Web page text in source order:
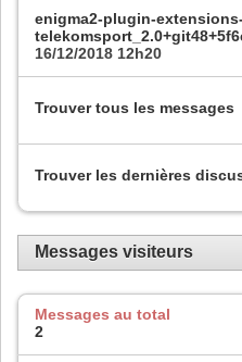
enigma2-plugin-extensions-
16/12/2018 12h20
Trouver tous les messages
Trouver les dernières
Messages visiteurs
Messages au total
2